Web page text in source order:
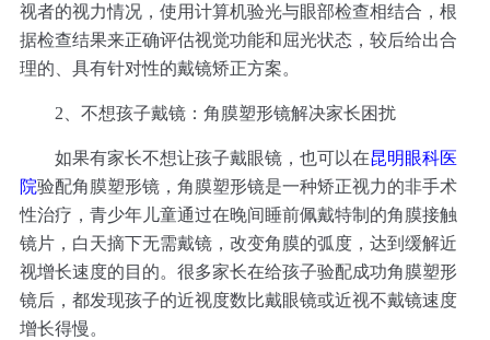
视者的视力情况，使用计算机验光与眼部检查相结合，根
据检查结果来正确评估视觉功能和屈光状态，较后给出合
理的、具有针对性的戴镜矫正方案。
2、不想孩子戴镜： 角膜塑形镜解决家长困扰
如果有家长不想让孩子戴眼镜，也可以在昆明眼科医
院验配角膜塑形镜，角膜塑形镜是一种矫正视力的非手术
性治疗，青少年儿童通过在晚间睡前佩戴特制的角膜接触
镜片，白天摘下无需戴镜，改变角膜的弧度，达到缓解近
视增长速度的目的。很多家长在给孩子验配成功角膜塑形
镜后，都发现孩子的近视度数比戴眼镜或近视不戴镜速度
增长得慢。